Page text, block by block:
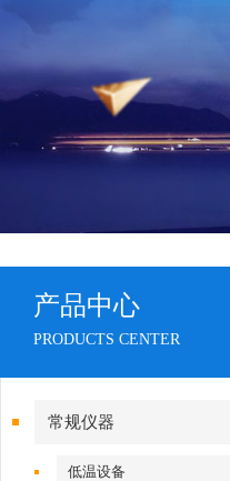
产品中心
PRODUCTS CENTER
常规仪器
低温设备